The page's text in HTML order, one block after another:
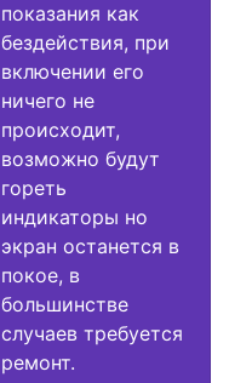
показания как
бездействия, при
включении его
ничего не
происходит,
возможно будут
гореть
индикаторы но
экран останется в
покое, в
большинстве
случаев требуется
ремонт.